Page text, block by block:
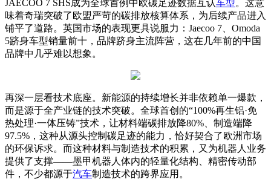
JAECOO 7 SHS成为全球首例中欧碳足迹数据互认车型。这意
味着奇瑞突破了欧盟严苛的碳排放核算体系，为后续产品进入
铺平了道路。英国市场的表现更具说服力：Jaecoo 7、Omoda
5跻身车型销量前十，品牌跻身主流阵营，这在几年前的中国
品牌中几乎难以想象。
再深一层看技术底座。新能源的持续增长并非依赖单一爆款，
而是源于全产业链的技术突破。全球首创的“100%再生铝·免
热处理·一体压铸”技术，让材料端碳排放降80%、制造端降
97.5%，这种从源头控制碳足迹的能力，恰好契合了欧洲市场
的环保诉求。而这种材料与制造技术的积累，又为机器人业务
提供了支撑——墨甲机器人体内的轻量化结构、精密传动部
件，不少都源于汽车制造技术的跨界应用。